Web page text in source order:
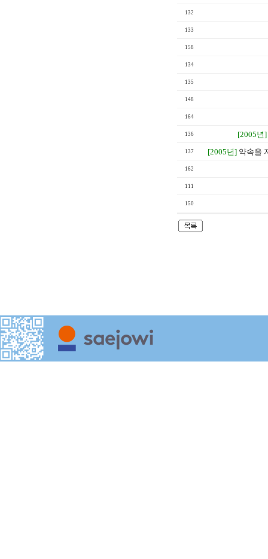
132
133
158
134
135
148
164
136 [2005년]
137 [2005년] 약속을
162
111
150